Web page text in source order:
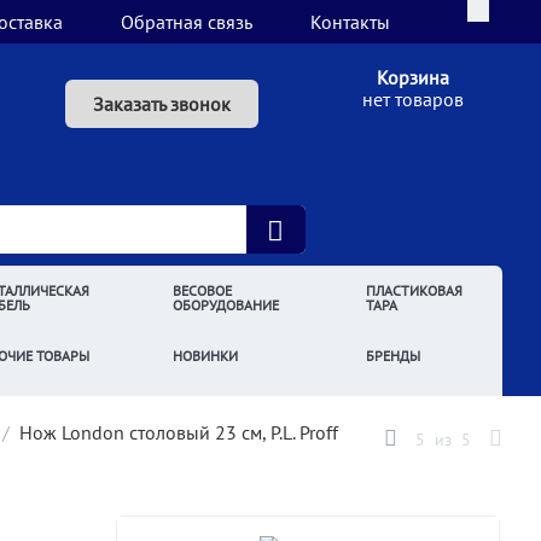
Обратная связь Контакты
Заказать звонок
Корзина
нет товаров
ВЕСОВОЕ
ОБОРУДОВАНИЕ
ПЛАСТИКОВАЯ
ТАРА
ТОВАРЫ НОВИНКИ БРЕНДЫ
/ Нож London столовый 23 см, P.L. Proff 5 из 5